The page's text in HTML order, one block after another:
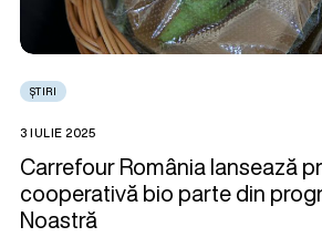
ȘTIRI
3 IULIE 2025
Carrefour România lansează
cooperativă bio parte din
Noastră